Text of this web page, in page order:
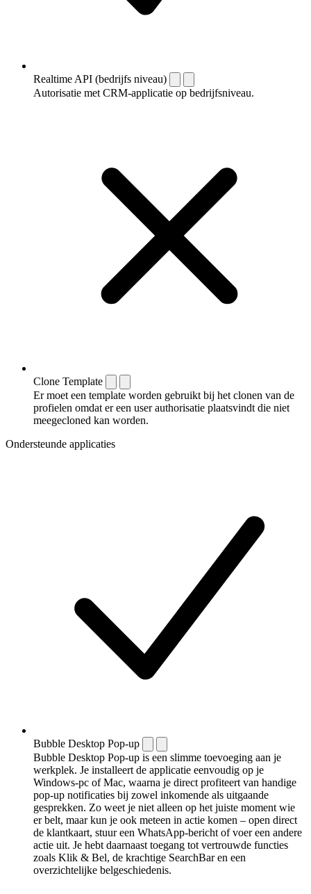
Realtime API (bedrijfs niveau)
Autorisatie met CRM-applicatie op bedrijfsniveau.
Clone Template
Er moet een template worden gebruikt bij het clonen van de
profielen omdat er een user authorisatie plaatsvindt die niet
meegecloned kan worden.
Ondersteunde applicaties
Bubble Desktop Pop-up
Bubble Desktop Pop-up is een slimme toevoeging aan je
werkplek. Je installeert de applicatie eenvoudig op je
Windows-pc of Mac, waarna je direct profiteert van handige
pop-up notificaties bij zowel inkomende als uitgaande
gesprekken. Zo weet je niet alleen op het juiste moment wie
er belt, maar kun je ook meteen in actie komen – open direct
de klantkaart, stuur een WhatsApp-bericht of voer een andere
actie uit. Je hebt daarnaast toegang tot vertrouwde functies
zoals Klik & Bel, de krachtige SearchBar en een
overzichtelijke belgeschiedenis.